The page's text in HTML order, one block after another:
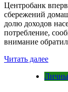
Центробанк
сбережений
долю доходов
потребление,
внимание
Читать далее